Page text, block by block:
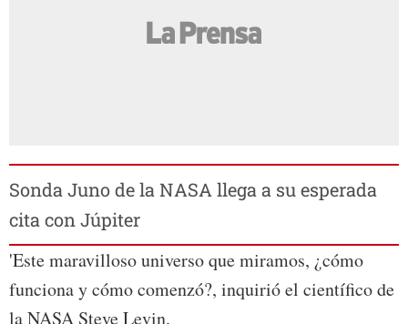
Sonda Juno de la NASA llega a su esperada
cita con Júpiter
'Este maravilloso universo que miramos, ¿cómo
funciona y cómo comenzó?, inquirió el científico de
la NASA Steve Levin.